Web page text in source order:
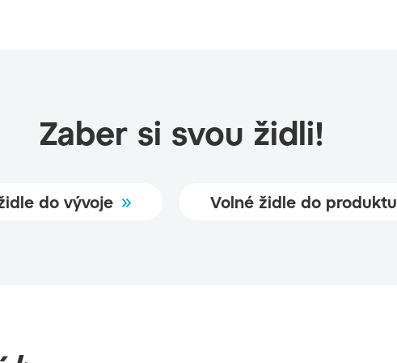
Zaber si svou židli!
do vývoje Volné židle do produktu